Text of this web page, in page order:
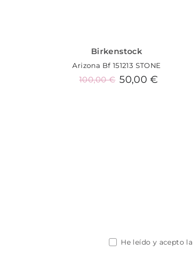
Birkenstock
Arizona Bf 151213 STONE
50,00 €
100,00 €
He leído y acepto la